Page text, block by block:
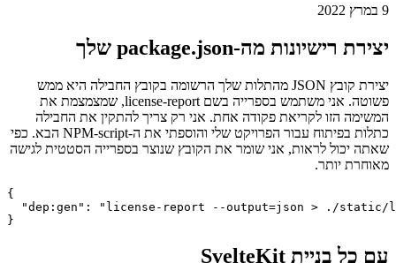
מחולל רישיונות ב-SvelteKit
צור רשימה של תלות עבור פרויקט SvelteKit שלך
9 במרץ 2022
יצירת רישיונות מה-package.json שלך
יצירת קובץ JSON מהתלות שלך הרשומה בקובץ החבילה היא ממש
כתלות בפיתוח עבור הפרויקט שלי והוספתי את ה-NPM-script הבא. כפי
שאתה יכול לראות, אני שומר את הקובץ שנוצר בספרייה הסטטית לגישה